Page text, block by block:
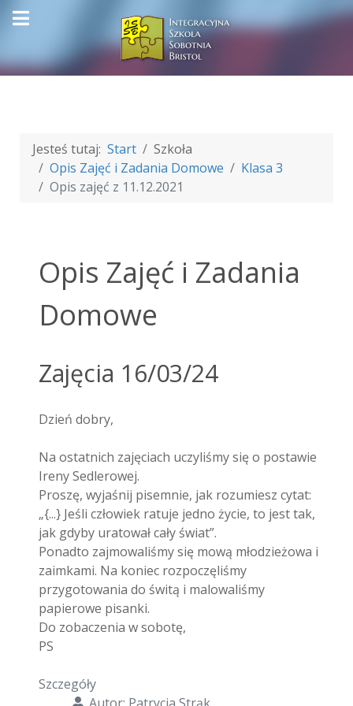
Jesteś tutaj: Start
Szkoła
Opis Zajęć i Zadania Domowe
Klasa 3
Opis zajęć z 11.12.2021
Opis Zajęć i Zadania
Domowe
Zajęcia 16/03/24
Dzień dobry,
Na ostatnich zajęciach uczyliśmy się o postawie
IrenySedlerowej.
Proszę, wyjaśnij pisemnie, jak rozumiesz cytat:
„{...} Jeśli człowiek ratuje jedno życie, to jest tak,
jak gdyby uratował cały świat”.
Ponadto zajmowaliśmy się mową młodzieżowa i
zaimkami. Na koniec rozpoczęliśmy
przygotowania do świtą i malowaliśmy
papierowe pisanki.
Do zobaczenia w sobotę,
PS
Szczegóły